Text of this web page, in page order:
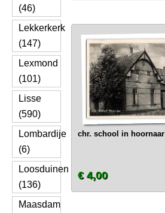
(46)
Lekkerkerk
(147)
Lexmond
(101)
Lisse
(590)
Lombardije
(6)
Loosduinen
(136)
Maasdam
chr. school in hoornaar
€ 4,00